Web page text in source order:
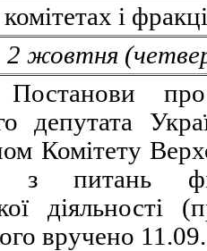
і
2 жовтня
депутата
Комітету
з питань
діяльності
вручено